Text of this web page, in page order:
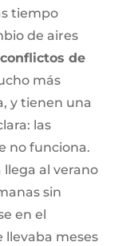
tiempo
de aires
conflictos de
más
y tienen una
las
no funciona.
llega al verano
sin
en el
meses